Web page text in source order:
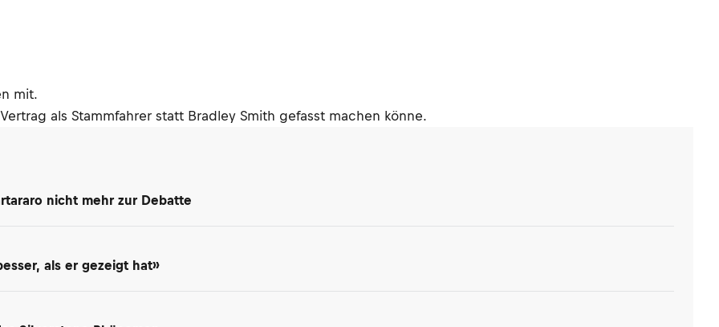
mit.
als Stammfahrer statt Bradley Smith gefasst machen könne.
nicht mehr zur Debatte
als er gezeigt hat»